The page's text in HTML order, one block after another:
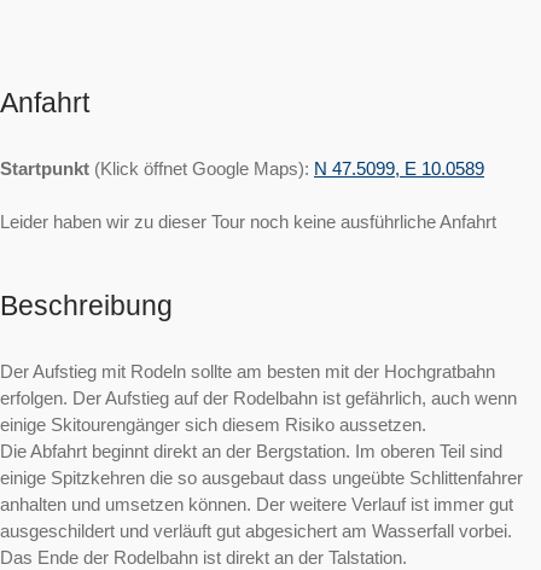
Anfahrt
Startpunkt (Klick öffnet Google Maps): N 47.5099, E 10.0589
Leider haben wir zu dieser Tour noch keine ausführliche Anfahrt
Beschreibung
Der Aufstieg mit Rodeln sollte am besten mit der Hochgratbahn
erfolgen. Der Aufstieg auf der Rodelbahn ist gefährlich, auch wenn
einige Skitourengänger sich diesem Risiko aussetzen.
Die Abfahrt beginnt direkt an der Bergstation. Im oberen Teil sind
einige Spitzkehren die so ausgebaut dass ungeübte Schlittenfahrer
anhalten und umsetzen können. Der weitere Verlauf ist immer gut
ausgeschildert und verläuft gut abgesichert am Wasserfall vorbei.
Das Ende der Rodelbahn ist direkt an der Talstation.